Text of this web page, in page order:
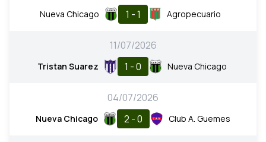
Nueva Chicago 1 - 1 Agropecuario
11/07/2026
Tristan Suarez 1 - 0 Nueva Chicago
04/07/2026
Nueva Chicago 2 - 0 Club A. Guemes